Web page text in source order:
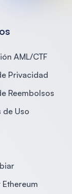
AML/CTF
Privacidad
Reembolsos
de Uso